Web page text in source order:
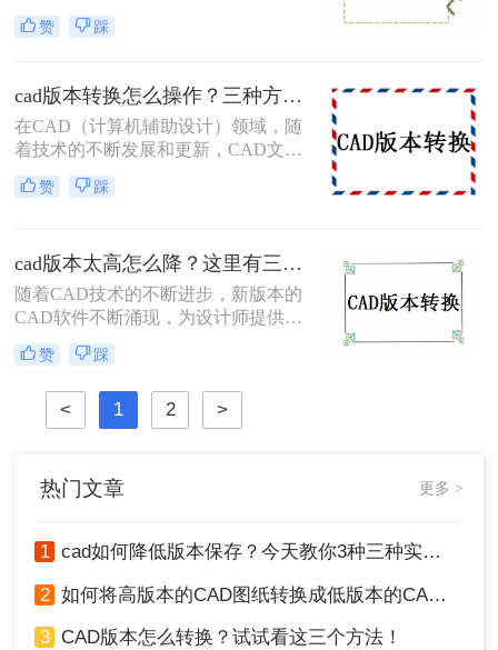
功能越来越强大，界面越来越友好。
然而，有时候我们会遇到一些问题，
版本的CAD软件中打开或编辑，这时
候就需要将高版本的CAD文件转换成
低版本。那么如何将cad版本转换成低
版本呢？本文将介绍几种将CAD版本
转换成低版本的方法。
赞 踩
cad版本转换怎么操作？三种方法助你轻松应对！
在CAD（计算机辅助设计）领域，随
着技术的不断发展和更新，CAD文件
的版本转换成为了一个常见的需求。
为了满足不同软件版本、不同平台或
法。那么cad版本转换怎么操作呢？本
文将为您介绍三种常用的CAD版本转
换方法，包括使用原CAD软件、第三
赞 踩
cad版本太高怎么降？这里有三种降版方法！
随着CAD技术的不断进步，新版本的
CAD软件不断涌现，为设计师提供了
更多的功能和优化。然而，有时我们
可能需要将高版本的CAD文件降为低
版本，以确保与特定软件或硬件的兼
容性。那么cad版本太高怎么降呢？本
文将介绍三种将高版本CAD文件降为
过高的问题。
赞 踩
< 1 2 >
热门文章 更多 >
1 cad如何降低版本保存？今天教你3种三种实用方法对比！
2 如何将高版本的CAD图纸转换成低版本的CAD图纸？3种实用方法对比！
3 CAD版本怎么转换？试试看这三个方法！